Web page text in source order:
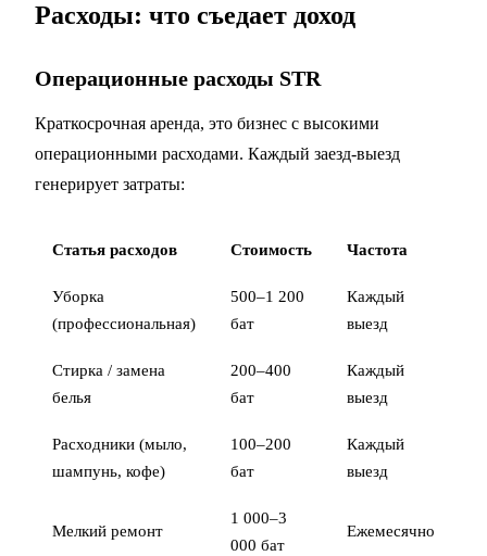
Расходы: что съедает доход
Операционные расходы STR
Краткосрочная аренда, это бизнес с высокими
операционными расходами. Каждый заезд-выезд
генерирует затраты:
Статья расходов Стоимость Частота
Уборка
(профессиональная)
500–1 200
бат
Каждый
выезд
Стирка / замена
белья
200–400
бат
Каждый
выезд
Расходники (мыло,
шампунь, кофе)
100–200
бат
Каждый
выезд
Мелкий ремонт
1 000–3
000 бат
Ежемесячно